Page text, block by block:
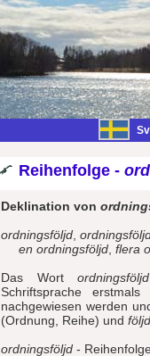
Reihenfolge -
Deklination von
ordningsföljd
en ordningsföljd flera
Das Wortordningsföljd
Schriftsprache
nachgewiesen werden
(Ordnung, Reihe) und följd
ordningsföljd -